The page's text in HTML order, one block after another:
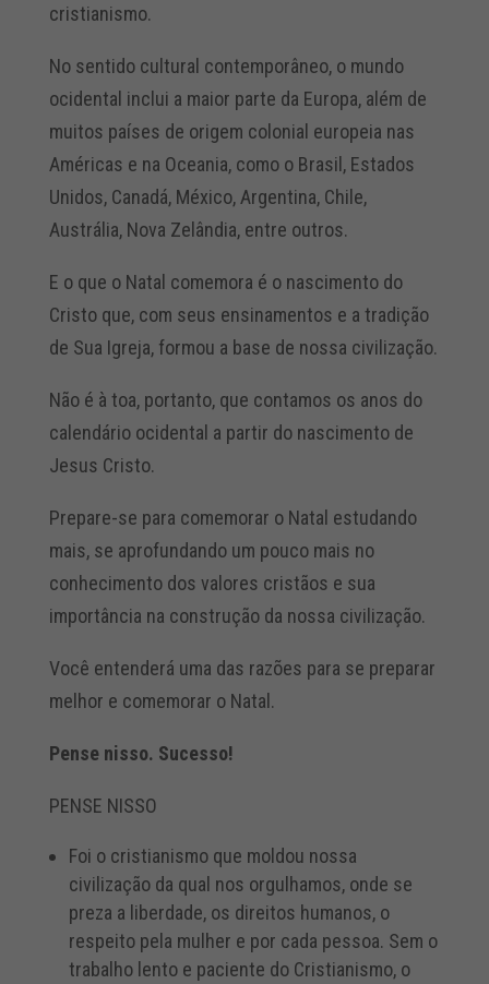
cristianismo.
No sentido cultural contemporâneo, o mundo
ocidental inclui a maior parte da Europa, além de
muitos países de origem colonial europeia nas
Américas e na Oceania, como o Brasil, Estados
Unidos, Canadá, México, Argentina, Chile,
Austrália, Nova Zelândia, entre outros.
E o que o Natal comemora é o nascimento do
Cristo que, com seus ensinamentos e a tradição
de Sua Igreja, formou a base de nossa civilização.
Não é à toa, portanto, que contamos os anos do
calendário ocidental a partir do nascimento de
Jesus Cristo.
Prepare-se para comemorar o Natal estudando
mais, se aprofundando um pouco mais no
conhecimento dos valores cristãos e sua
importância na construção da nossa civilização.
Você entenderá uma das razões para se preparar
melhor e comemorar o Natal.
Pense nisso. Sucesso!
PENSE NISSO
Foi o cristianismo que moldou nossa
civilização da qual nos orgulhamos, onde se
preza a liberdade, os direitos humanos, o
respeito pela mulher e por cada pessoa. Sem o
trabalho lento e paciente do Cristianismo, o